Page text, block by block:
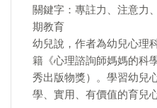
關鍵字：專註力、注意力
期教育
幼兒說，作者為幼兒心理
籍《心理諮詢師媽媽的科
秀出版物獎）。學習幼兒
學、實用、有價值的育兒心